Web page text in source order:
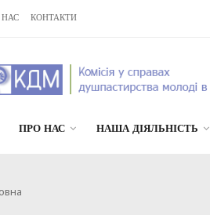
КОНТАКТИ
ПРО НАС НАША ДІЯЛЬНІСТЬ